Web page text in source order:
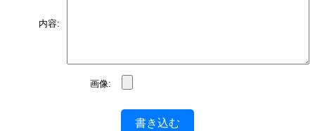
内容:
画像:
書き込む